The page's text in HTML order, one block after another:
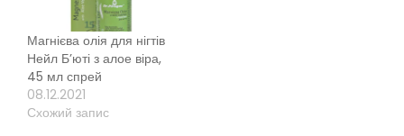
Магнієва олія для нігтів
Нейл Б’юті з алое віра,
45 мл спрей
08.12.2021
Схожий запис